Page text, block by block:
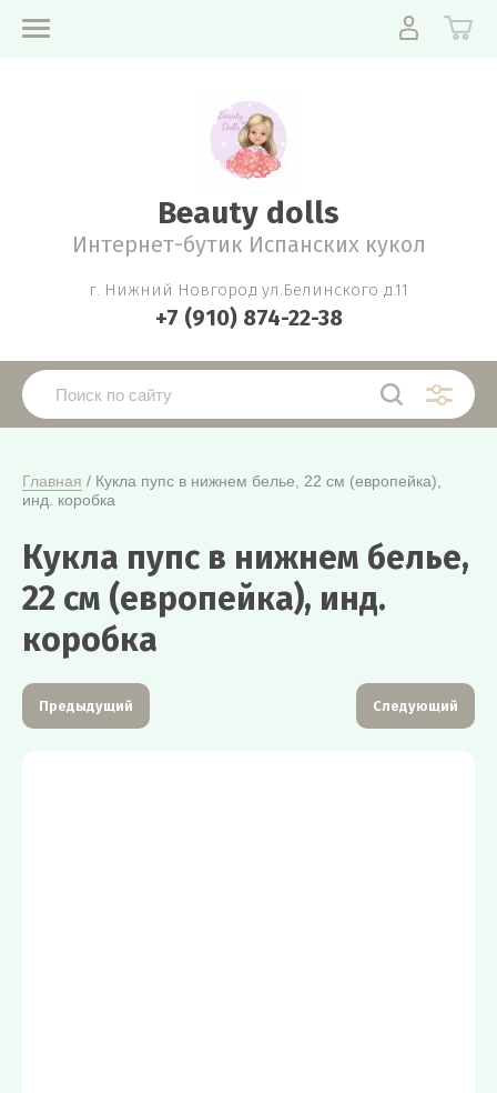
Beauty dolls
Интернет-бутик Испанских кукол
г. Нижний Новгород ул.Белинского д.11
+7 (910) 874-22-38
Главная / Кукла пупс в нижнем белье, 22 см (европейка),
инд. коробка
Кукла пупс в нижнем белье,
22 см (европейка), инд.
коробка
Предыдущий Следующий